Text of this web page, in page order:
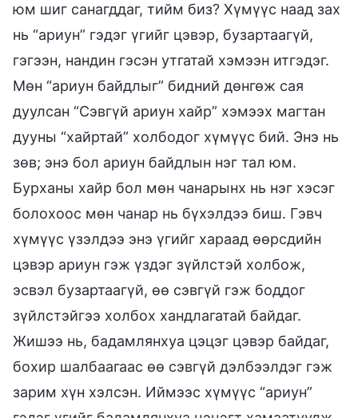
юм шиг санагддаг, тийм биз? Хүмүүс наад зах
нь “ариун” гэдэг үгийг цэвэр, бузартаагүй,
гэгээн, нандин гэсэн утгатай хэмээн итгэдэг.
Мөн “ариун байдлыг” бидний дөнгөж сая
дуулсан “Сэвгүй ариун хайр” хэмээх магтан
дууны “хайртай” холбодог хүмүүс бий. Энэ нь
зөв; энэ бол ариун байдлын нэг тал юм.
Бурханы хайр бол мөн чанарынх нь нэг хэсэг
болохоос мөн чанар нь бүхэлдээ биш. Гэвч
хүмүүс үзэлдээ энэ үгийг хараад өөрсдийн
цэвэр ариун гэж үздэг зүйлстэй холбож,
эсвэл бузартаагүй, өө сэвгүй гэж боддог
зүйлстэйгээ холбох хандлагатай байдаг.
Жишээ нь, бадамлянхуа цэцэг цэвэр байдаг,
бохир шалбаагаас өө сэвгүй дэлбээлдэг гэж
зарим хүн хэлсэн. Иймээс хүмүүс “ариун”